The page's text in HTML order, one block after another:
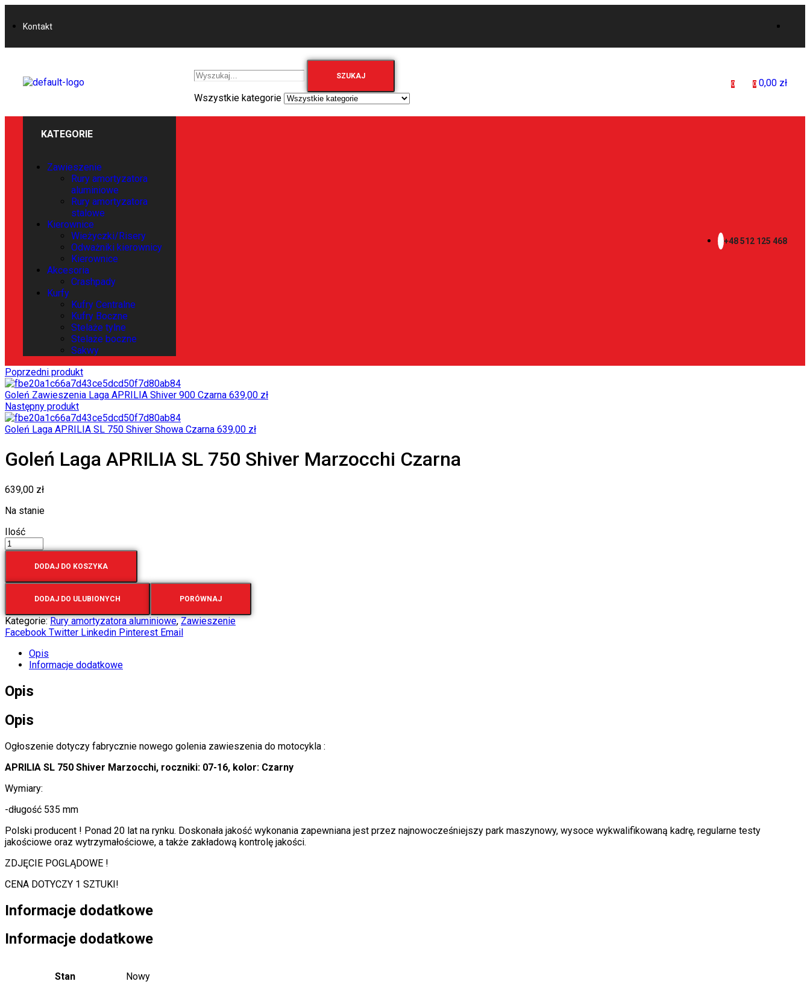
Kontakt
SZUKAJ
Wszystkie kategorie
0 0 0,00 zł
KATEGORIE
Zawieszenie
Rury amortyzatora
aluminiowe
Rury amortyzatora
stalowe
Kierownice
Wieżyczki/Risery
Odważniki kierownicy
Kierownice
Akcesoria
Crashpady
Kurfy
Kufry Centralne
Kufry Boczne
Stelaże tylne
Stelaże boczne
Sakwy
+48 512 125 468
Poprzedni produkt
Goleń Zawieszenia Laga APRILIA Shiver 900 Czarna 639,00 zł
Następny produkt
Goleń Laga APRILIA SL 750 Shiver Showa Czarna 639,00 zł
Goleń Laga APRILIA SL 750 Shiver Marzocchi Czarna
639,00 zł
Na stanie
Ilość
DODAJ DO KOSZYKA
DODAJ DO ULUBIONYCH PORÓWNAJ
Kategorie:Rury amortyzatora aluminiowe,Zawieszenie
Facebook Twitter Linkedin Pinterest Email
Opis
Informacje dodatkowe
Opis
Opis
Ogłoszenie dotyczy fabrycznie nowego golenia zawieszenia do motocykla :
APRILIA SL 750 Shiver Marzocchi, roczniki: 07-16, kolor: Czarny
Wymiary:
-długość 535 mm
Polski producent ! Ponad 20 lat na rynku. Doskonała jakość wykonania zapewniana jest przez najnowocześniejszy park maszynowy, wysoce wykwalifikowaną kadrę, regularne testy
jakościowe oraz wytrzymałościowe, a także zakładową kontrolę jakości.
ZDJĘCIE POGLĄDOWE !
CENA DOTYCZY 1 SZTUKI!
Informacje dodatkowe
Informacje dodatkowe
Stan Nowy